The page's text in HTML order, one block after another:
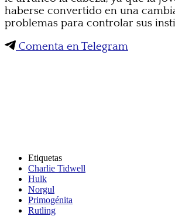
haberse convertido en una
problemas para controlar sus
Comenta en Telegram
Etiquetas
Charlie Tidwell
Hulk
Norgul
Primogénita
Rutling